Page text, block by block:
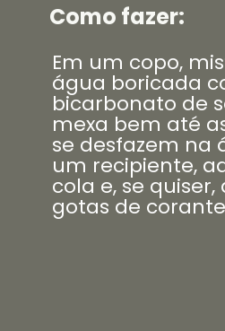
Em um copo,
água boricada
bicarbonato de
mexa bem até
se desfazem na
um recipiente,
cola e, se
gotas de
Como fazer: